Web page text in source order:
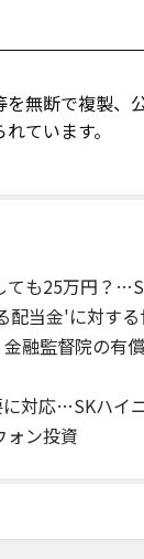
無断で複製、
ています。
ても25万円？
配当金'に対す
融監督院の有
対応…SKハイ
ォン投資